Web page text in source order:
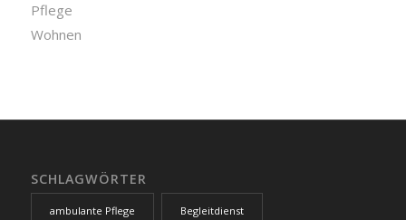
Pflege
Wohnen
SCHLAGWÖRTER
ambulante Pflege Begleitdienst